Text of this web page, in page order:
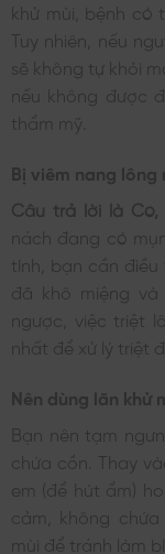
khử mùi, bệnh
Tuy nhiên, nếu
sẽ không tự khỏi
nếu không được
thẩm mỹ.
Bị viêm nang lông
Câu trả lời là Có,
nách đang có
tính, bạn cần điều
đã khô miệng
ngược, việc triệt
nhất để xử lý triệt
Nên dùng lăn khử
Bạn nên tạm
chứa cồn. Thay
em (để hút ẩm)
cảm, không
mùi để tránh làm